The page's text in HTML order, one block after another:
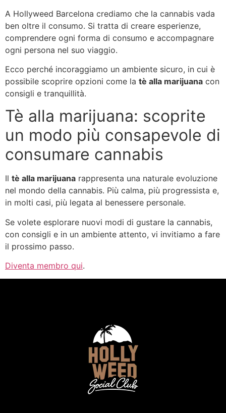
A Hollyweed Barcelona crediamo che la cannabis vada
ben oltre il consumo. Si tratta di creare esperienze,
comprendere ogni forma di consumo e accompagnare
ogni persona nel suo viaggio.
Ecco perché incoraggiamo un ambiente sicuro, in cui è
possibile scoprire opzioni come la tè alla marijuana con
consigli e tranquillità.
Tè alla marijuana: scoprite
un modo più consapevole di
consumare cannabis
Il tè alla marijuana rappresenta una naturale evoluzione
nel mondo della cannabis. Più calma, più progressista e,
in molti casi, più legata al benessere personale.
Se volete esplorare nuovi modi di gustare la cannabis,
con consigli e in un ambiente attento, vi invitiamo a fare
il prossimo passo.
Diventa membro qui.